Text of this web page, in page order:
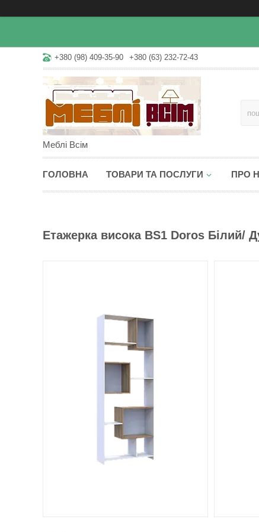
+380 (98) 409-35-90 +380 (63) 232-72-43
Меблі Всім
ГОЛОВНА ТОВАРИ ТА ПОСЛУГИ ПРО
Етажерка висока BS1 Doros Білий/